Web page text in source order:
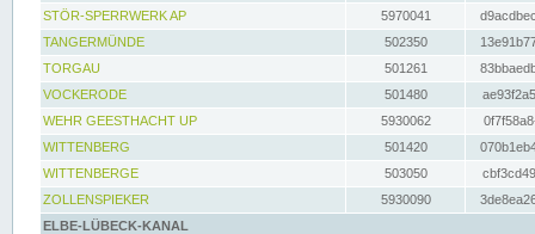
STÖR-SPERRWERK AP 5970041
TANGERMÜNDE
502350
TORGAU
501261
VOCKERODE
501480
WEHR GEESTHACHT UP
5930062
WITTENBERG
501420
WITTENBERGE
503050
ZOLLENSPIEKER
5930090
ELBE-LÜBECK-KANAL